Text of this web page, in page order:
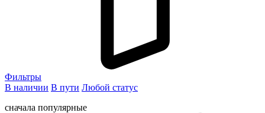
Фильтры
В наличии В пути Любой статус
сначала популярные